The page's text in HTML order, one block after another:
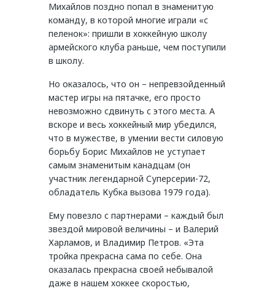
Михайлов поздно попал в знаменитую
команду, в которой многие играли «с
пеленок»: пришли в хоккейную школу
армейского клуба раньше, чем поступили
в школу.
Но оказалось, что он – непревзойденный
мастер игры на пятачке, его просто
невозможно сдвинуть с этого места. А
вскоре и весь хоккейный мир убедился,
что в мужестве, в умении вести силовую
борьбу Борис Михайлов не уступает
самым знаменитым канадцам (он
участник легендарной Суперсерии-72,
обладатель Кубка вызова 1979 года).
Ему повезло с партнерами – каждый был
звездой мировой величины – и Валерий
Харламов, и Владимир Петров. «Эта
тройка прекрасна сама по себе. Она
оказалась прекрасна своей небывалой
даже в нашем хоккее скоростью,